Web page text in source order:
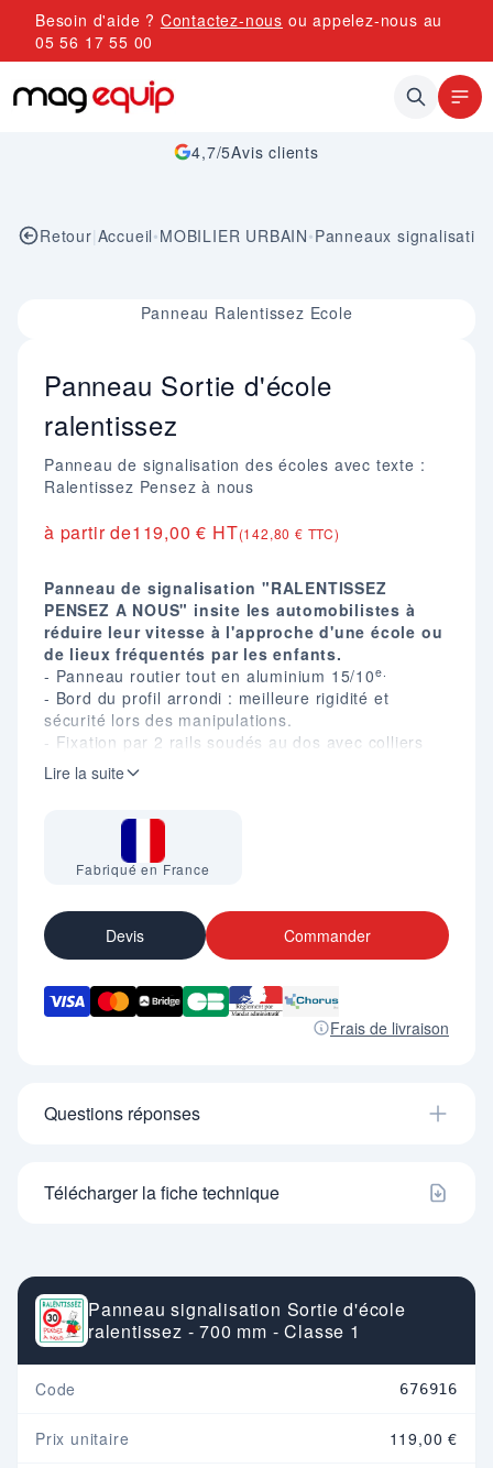
Allez au contenu
Besoin d'aide ? Contactez-nous ou appelez-nous au
05 56 17 55 00
4,7/5Avis clients
Retour|Accueil•MOBILIER URBAIN•Panneaux
Panneau Ralentissez Ecole
Panneau Sortie d'école
ralentissez
Panneau de signalisation des écoles avec texte :
Ralentissez Pensez à nous
à partir de119,00 € HT(142,80 € TTC)
Panneau de signalisation "RALENTISSEZ
PENSEZ A NOUS" insite les automobilistes à
réduire leur vitesse à l'approche d'une école ou
de lieux fréquentés par les enfants.
- Panneau routier tout en aluminium 15/10e.
- Bord du profil arrondi : meilleure rigidité et
sécurité lors des manipulations.
- Fixation par 2 rails soudés au dos avec colliers
(non fournis).
- Film réfléchissant Classe 1*.
Lire la suite
Fabriqué en France
Devis Commander
Frais de livraison
Questions réponses
Télécharger la fiche technique
Panneau signalisation Sortie d'école
ralentissez - 700 mm - Classe 1
Code 676916
Prix unitaire 119,00 €